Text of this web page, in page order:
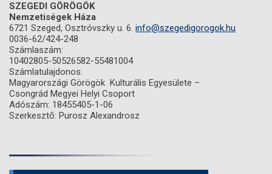
SZEGEDI GÖRÖGÖK
Nemzetiségek Háza
6721 Szeged, Osztróvszky u. 6. info@szegedigorogok.hu
0036-62/424-248
Számlaszám:
10402805-50526582-55481004
Számlatulajdonos:
Magyarországi Görögök Kulturális Egyesülete –
Csongrád Megyei Helyi Csoport
Adószám: 18455405-1-06
Szerkesztő: Purosz Alexandrosz